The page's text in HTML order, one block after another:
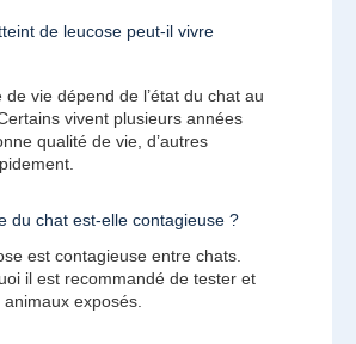
de leucose peut-il vivre
de vie dépend de l’état du chat au
vivent plusieurs années
qualité de vie, d’autres
du chat est-elle contagieuse ?
est contagieuse entre chats.
il est recommandé de tester et
exposés.